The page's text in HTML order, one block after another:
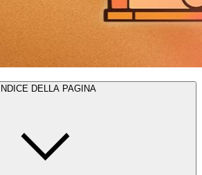
INDICE DELLA PAGINA